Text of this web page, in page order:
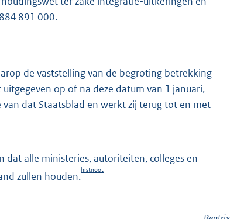
891 000.
de vaststelling van de begroting betrekking
op of na deze datum van 1 januari,
dat Staatsblad en werkt zij terug tot en met
dat alle ministeries, autoriteiten, colleges en
zullen houden.
histnoot